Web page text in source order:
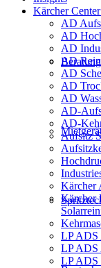
Kärcher
AD
AD
AD
AD
AD
AD
AD
AD-
AD-
Aufsitz
Kärcher
Kärcher
LP ADS
LP ADS
LP